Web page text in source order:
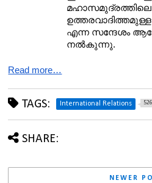
എന്ന സന്ദേശം
നൽകുന്നു.
Read more…
TAGS: International Relations 526
SHARE:
NEWER